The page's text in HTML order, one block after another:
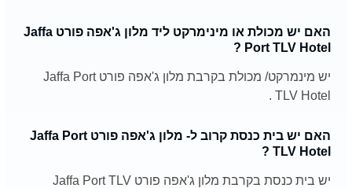
האם יש מכולת או מינימרקט ליד מלון ג'אפה פורט Jaffa
Port TLV Hotel ?
יש מינמרקט/ מכולת בקרבת מלון ג'אפה פורט Jaffa Port
TLV Hotel .
האם יש בית כנסת קרוב ל- מלון ג'אפה פורט Jaffa Port
TLV Hotel ?
יש בית כנסת בקרבת מלון ג'אפה פורט Jaffa Port TLV